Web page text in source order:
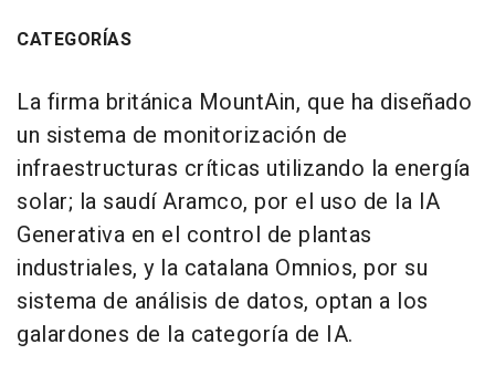
CATEGORÍAS
La firma británica MountAin, que ha diseñado
un sistema de monitorización de
infraestructuras críticas utilizando la energía
solar; la saudí Aramco, por el uso de la IA
Generativa en el control de plantas
industriales, y la catalana Omnios, por su
sistema de análisis de datos, optan a los
galardones de la categoría de IA.